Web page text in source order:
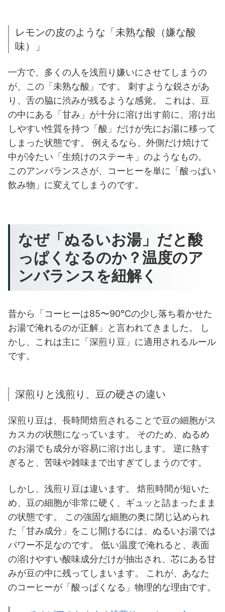
レモンの皮のような「未熟な酸（嫌な酸
味）」
一方で、多くの人を浅煎り嫌いにさせてしまうの
が、この「未熟な酸」です。 刺すような鋭さがあ
り、舌の脇に渋みが残るような感覚。 これは、豆
の中にある「甘み」が十分に溶け出す前に、溶け出
しやすい性質を持つ「酸」だけが先にお湯に移って
しまった状態です。 例えるなら、外側だけ焼けて
中が冷たい「生焼けのステーキ」のようなもの。
このアンバランスさが、コーヒーを単に「酸っぱい
飲み物」に変えてしまうのです。
なぜ「ぬるいお湯」だと酸
っぱくなるのか？温度のア
ンバランスを紐解く
昔から「コーヒーは85〜90℃の少し落ち着かせた
お湯で淹れるのが正解」と言われてきました。 し
かし、これは主に「深煎り豆」に適用されるルール
です。
深煎りと浅煎り、豆の硬さの違い
深煎り豆は、長時間焙煎されることで豆の細胞がス
カスカの状態になっています。 そのため、ぬるめ
のお湯でも成分が容易に溶け出します。 逆に熱す
ぎると、苦味や雑味まで出すぎてしまうのです。
しかし、浅煎り豆は違います。 焙煎時間が短いた
め、豆の細胞が非常に硬く、ギュッと詰まったまま
の状態です。 この強固な細胞の奥に閉じ込められ
た「甘み成分」をこじ開けるには、ぬるいお湯では
パワー不足なのです。 低い温度で淹れると、表面
の溶けやすい酸味成分だけが抽出され、芯にある甘
みが豆の中に残ってしまいます。 これが、あなた
のコーヒーが「酸っぱくなる」物理的な理由です。